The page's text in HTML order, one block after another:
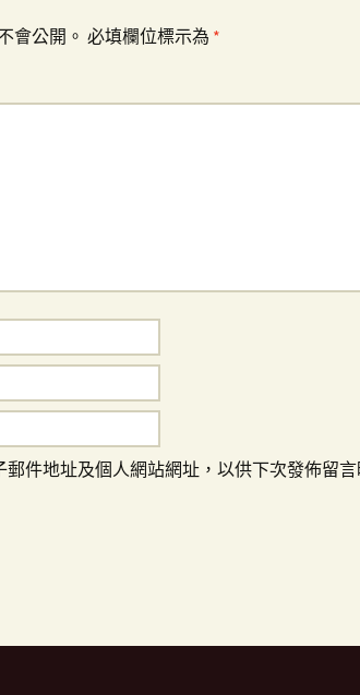
會公開。 必填欄位標示為 *
郵件地址及個人網站網址，以供下次發佈留